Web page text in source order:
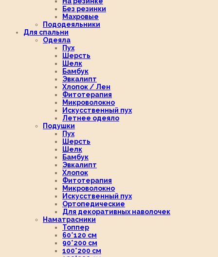
Без резинки
Махровые
Пододеяльники
Для спальни
Одеяла
Пух
Шерсть
Шелк
Бамбук
Эвкалипт
Хлопок / Лен
Фитотерапия
Микроволокно
Искусственный пух
Летнее одеяло
Подушки
Пух
Шерсть
Шелк
Бамбук
Эвкалипт
Хлопок
Фитотерапия
Микроволокно
Искусственный пух
Ортопедические
Для декоративных наволочек
Наматрасники
Топпер
60*120 см
90*200 см
100*200 см